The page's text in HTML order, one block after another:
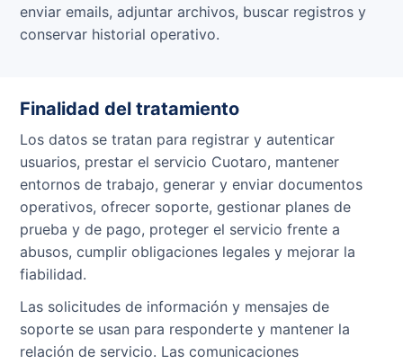
enviar emails, adjuntar archivos, buscar registros y
conservar historial operativo.
Finalidad del tratamiento
Los datos se tratan para registrar y autenticar
usuarios, prestar el servicio Cuotaro, mantener
entornos de trabajo, generar y enviar documentos
operativos, ofrecer soporte, gestionar planes de
prueba y de pago, proteger el servicio frente a
abusos, cumplir obligaciones legales y mejorar la
fiabilidad.
Las solicitudes de información y mensajes de
soporte se usan para responderte y mantener la
relación de servicio. Las comunicaciones